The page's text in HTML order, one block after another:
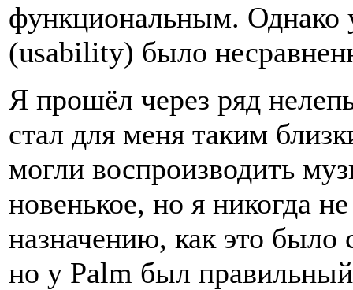
функциональным. Однако
(usability) было
Я прошёл через ряд
стал для меня таким
могли воспроизводить
новенькое, но я никогда
назначению, как это
но у Palm был